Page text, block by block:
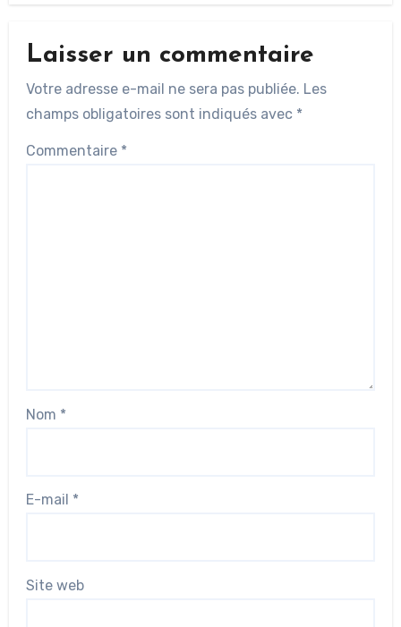
Laisser un commentaire
Votre adresse e-mail ne sera pas publiée. Les
champs obligatoires sont indiqués avec *
Commentaire *
Nom *
E-mail *
Site web